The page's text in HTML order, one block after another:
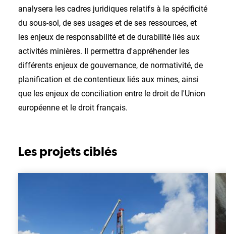
analysera les cadres juridiques relatifs à la spécificité
du sous-sol, de ses usages et de ses ressources, et
les enjeux de responsabilité et de durabilité liés aux
activités minières. Il permettra d'appréhender les
différents enjeux de gouvernance, de normativité, de
planification et de contentieux liés aux mines, ainsi
que les enjeux de conciliation entre le droit de l'Union
européenne et le droit français.
Les projets ciblés